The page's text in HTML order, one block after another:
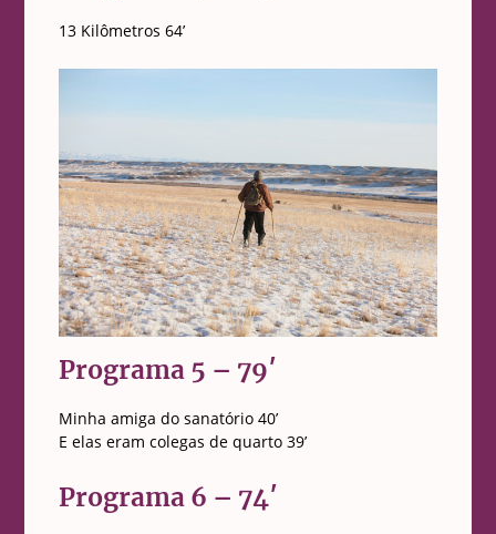
13 Kilômetros 64’
Programa 5 – 79′
Minha amiga do sanatório 40’
E elas eram colegas de quarto 39’
Programa 6 – 74′